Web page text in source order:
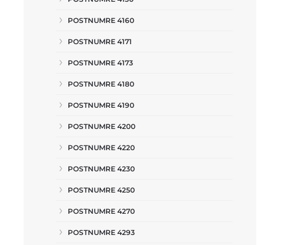
POSTNUMRE 4160
POSTNUMRE 4171
POSTNUMRE 4173
POSTNUMRE 4180
POSTNUMRE 4190
POSTNUMRE 4200
POSTNUMRE 4220
POSTNUMRE 4230
POSTNUMRE 4250
POSTNUMRE 4270
POSTNUMRE 4293